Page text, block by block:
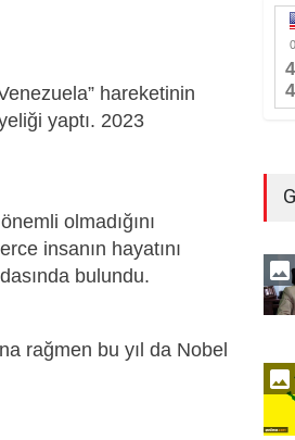
hareketinin
yaptı. 2023
olmadığını
insanın hayatını
bulundu.
rağmen bu yıl da Nobel